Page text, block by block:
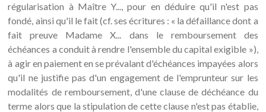
régularisation à Maître Y..., pour en déduire qu'il n'est pas
fondé, ainsi qu'il le fait (cf. ses écritures : « la défaillance dont a
fait preuve Madame X... dans le remboursement des
échéances a conduit à rendre l'ensemble du capital exigible »),
à agir en paiement en se prévalant d'échéances impayées alors
qu'il ne justifie pas d'un engagement de l'emprunteur sur les
modalités de remboursement, d'une clause de déchéance du
terme alors que la stipulation de cette clause n'est pas établie,